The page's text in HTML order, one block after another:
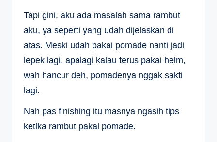
Tapi gini, aku ada masalah sama rambut
aku, ya seperti yang udah dijelaskan di
atas. Meski udah pakai pomade nanti jadi
lepek lagi, apalagi kalau terus pakai helm,
wah hancur deh, pomadenya nggak sakti
lagi.
Nah pas finishing itu masnya ngasih tips
ketika rambut pakai pomade.